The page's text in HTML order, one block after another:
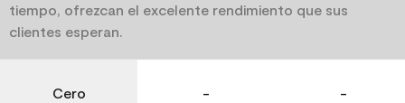
tiempo, ofrezcan el excelente rendimiento que sus
clientes esperan.
Cero - -